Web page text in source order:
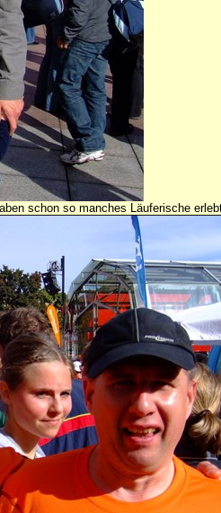
schon so manches Läuferische